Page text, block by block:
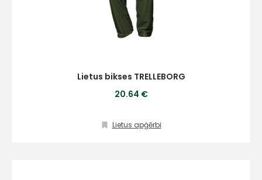
Lietus bikses TRELLEBORG
20.64 €
Lietus apģērbi